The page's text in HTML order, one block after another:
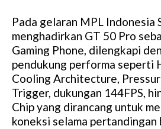
Pada gelaran MPL Indonesia
menghadirkan GT 50 Pro
Gaming Phone, dilengkapi
pendukung performa seperti
Cooling Architecture,
Trigger, dukungan 144FPS,
Chip yang dirancang untuk
koneksi selama pertandingan